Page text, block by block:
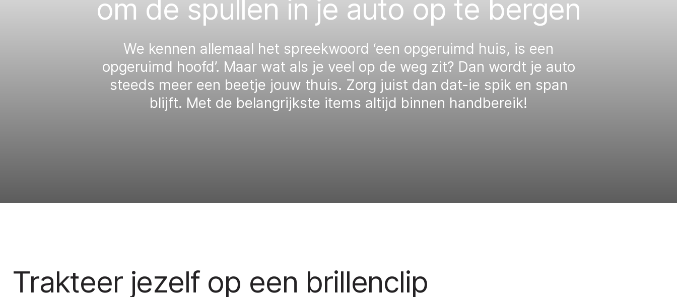
om de spullen in je auto op te bergen
We kennen allemaal het spreekwoord ‘een opgeruimd huis, is een
opgeruimd hoofd’. Maar wat als je veel op de weg zit? Dan wordt je auto
steeds meer een beetje jouw thuis. Zorg juist dan dat-ie spik en span
blijft. Met de belangrijkste items altijd binnen handbereik!
Trakteer jezelf op een brillenclip